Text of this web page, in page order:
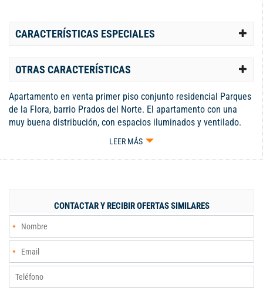
CARACTERÍSTICAS ESPECIALES
OTRAS CARACTERÍSTICAS
Apartamento en venta primer piso conjunto residencial Parques
de la Flora, barrio Prados del Norte. El apartamento con una
muy buena distribución, con espacios iluminados y ventilado.
Ideal para familias con adulto mayor. El inmueble consta de:
una de ellas con baño privado, baño social, espacio para
agua, dos porterías, parqueadero para visitantes. Por la
ubicación del barrio es un punto de conexión entre el centro y el
norte de la ciudad, muy cerca a la avenida tercera norte. En la
zona encuentras supermercados, droguerías, panaderías,
transporte público, parques, gimnasio, clínicas y mucho más. Si
estás interesado llámame y coordinamos la cita.
LEER MÁS
CONTACTAR Y RECIBIR OFERTAS SIMILARES